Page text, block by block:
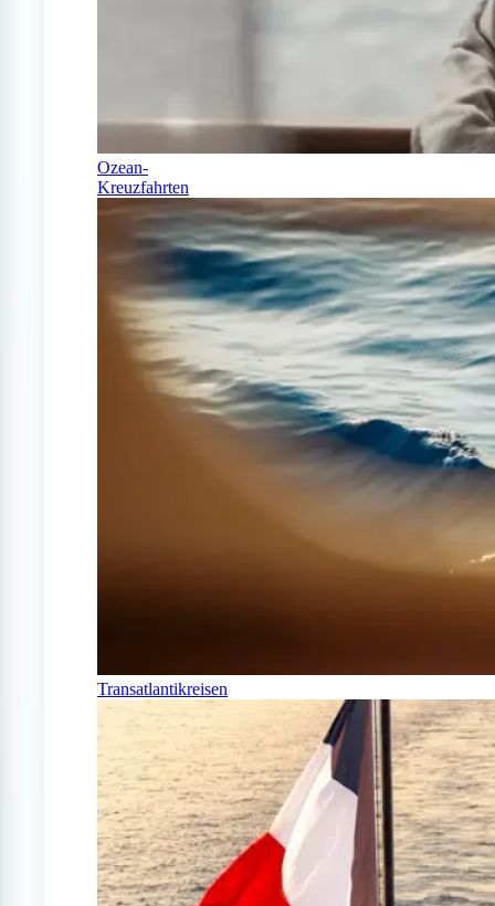
Ozean-
Kreuzfahrten
Transatlantikreisen